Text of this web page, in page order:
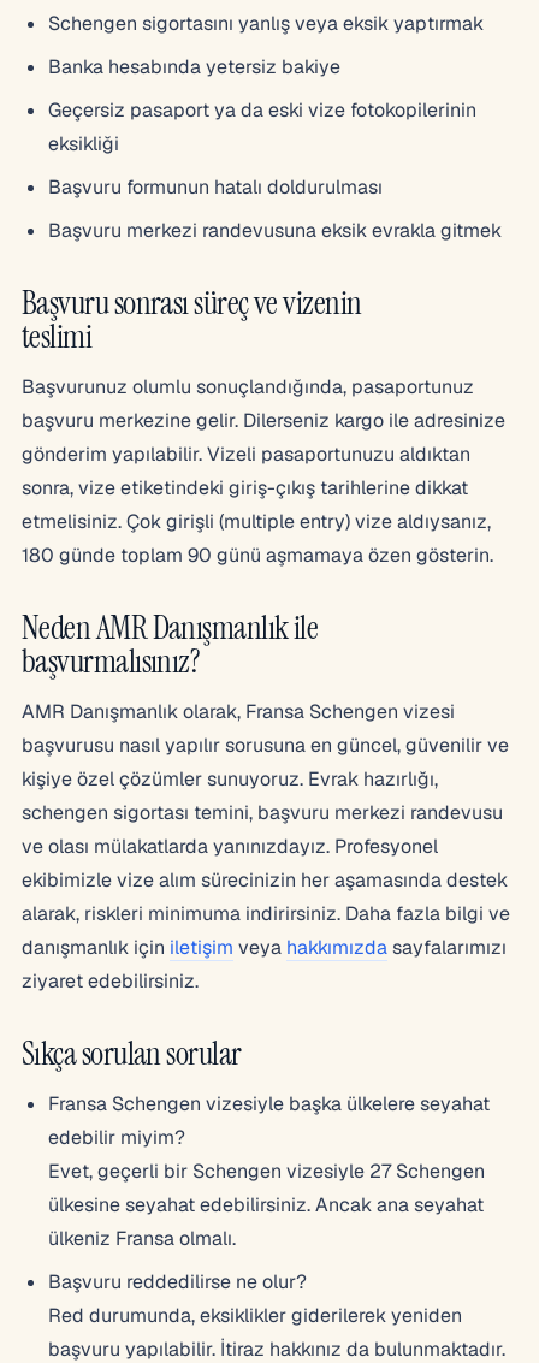
Schengen sigortasını yanlış veya eksik yaptırmak
Banka hesabında yetersiz bakiye
Geçersiz pasaport ya da eski vize fotokopilerinin
eksikliği
Başvuru formunun hatalı doldurulması
Başvuru merkezi randevusuna eksik evrakla gitmek
Başvuru sonrası süreç ve vizenin
teslimi
Başvurunuz olumlu sonuçlandığında, pasaportunuz
başvuru merkezine gelir. Dilerseniz kargo ile adresinize
gönderim yapılabilir. Vizeli pasaportunuzu aldıktan
sonra, vize etiketindeki giriş-çıkış tarihlerine dikkat
etmelisiniz. Çok girişli (multiple entry) vize aldıysanız,
180 günde toplam 90 günü aşmamaya özen gösterin.
Neden AMR Danışmanlık ile
başvurmalısınız?
AMR Danışmanlık olarak, Fransa Schengen vizesi
başvurusu nasıl yapılır sorusuna en güncel, güvenilir ve
kişiye özel çözümler sunuyoruz. Evrak hazırlığı,
schengen sigortası temini, başvuru merkezi randevusu
ve olası mülakatlarda yanınızdayız. Profesyonel
ekibimizle vize alım sürecinizin her aşamasında destek
alarak, riskleri minimuma indirirsiniz. Daha fazla bilgi ve
danışmanlık için iletişim veya hakkımızdasayfalarımızı
ziyaret edebilirsiniz.
Sıkça sorulan sorular
Fransa Schengen vizesiyle başka ülkelere seyahat
edebilir miyim?
Evet, geçerli bir Schengen vizesiyle 27 Schengen
ülkesine seyahat edebilirsiniz. Ancak ana seyahat
ülkeniz Fransa olmalı.
Başvuru reddedilirse ne olur?
Red durumunda, eksiklikler giderilerek yeniden
başvuru yapılabilir. İtiraz hakkınız da bulunmaktadır.